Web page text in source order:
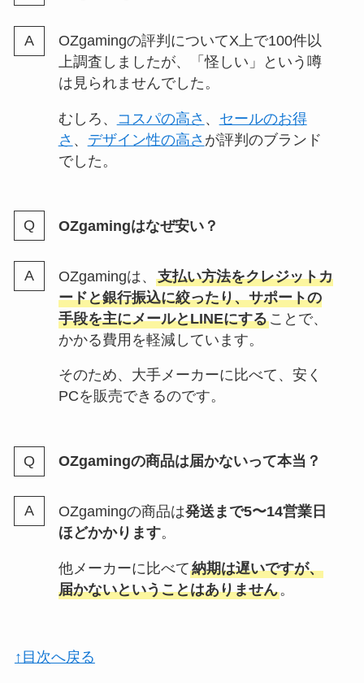
OZgamingの評判についてX上で100件以
上調査しましたが、「怪しい」という噂
は見られませんでした。
むしろ、 コスパの高さ 、 セールのお得
さ 、 デザイン性の高さ が評判のブランド
でした。
OZgamingはなぜ安い？
OZgamingは、 支払い方法をクレジットカ
ードと銀行振込に絞ったり、サポートの
手段を主にメールとLINEにすることで、
かかる費用を軽減しています。
そのため、大手メーカーに比べて、安く
PCを販売できるのです。
OZgamingの商品は届かないって本当？
OZgamingの商品は発送まで5〜14営業日
ほどかかります。
他メーカーに比べて納期は遅いですが、
届かないということはありません。
↑目次へ戻る